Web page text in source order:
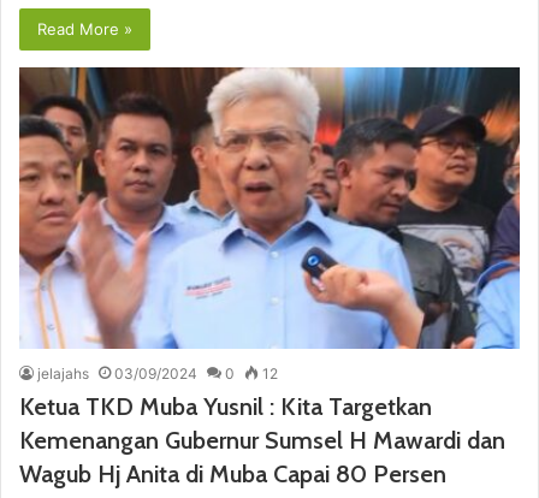
Read More »
jelajahs 03/09/2024 0 12
Ketua TKD Muba Yusnil : Kita Targetkan
Kemenangan Gubernur Sumsel H Mawardi dan
Wagub Hj Anita di Muba Capai 80 Persen